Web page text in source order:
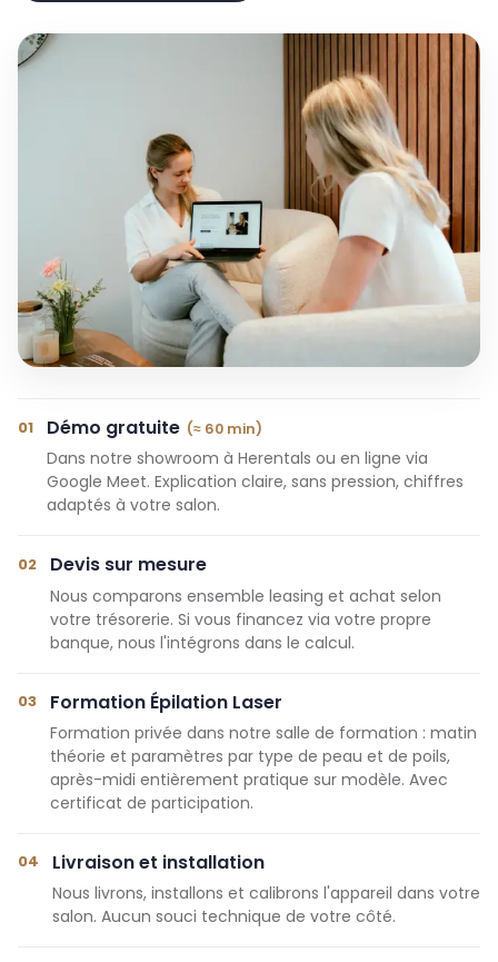
01 Démo gratuite (≈ 60 min)
Dans notre showroom à Herentals ou en ligne via
Google Meet. Explication claire, sans pression, chiffres
adaptés à votre salon.
02 Devis sur mesure
Nous comparons ensemble leasing et achat selon
votre trésorerie. Si vous financez via votre propre
banque, nous l'intégrons dans le calcul.
03 Formation Épilation Laser
Formation privée dans notre salle de formation : matin
théorie et paramètres par type de peau et de poils,
après-midi entièrement pratique sur modèle. Avec
certificat de participation.
04 Livraison et installation
Nous livrons, installons et calibrons l'appareil dans votre
salon. Aucun souci technique de votre côté.